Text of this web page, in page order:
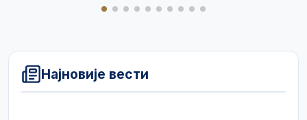
Најновије вести